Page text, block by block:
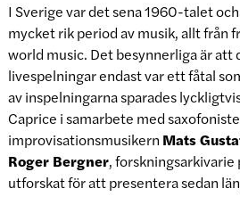
I Sverige var det sena 1960-talet
mycket rik period av musik, allt från
world music. Det besynnerliga är att
livespelningar endast var ett fåtal
av inspelningarna sparades
Caprice i samarbete med
improvisationsmusikern Mats
Roger Bergner, forskningsarkivarie
utforskat för att presentera sedan